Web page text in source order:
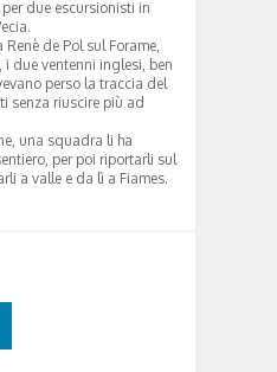
due escursionisti in
de Pol sul Forame,
due ventenni inglesi, ben
perso la traccia del
senza riuscire più ad
una squadra li ha
per poi riportarli sul
a valle e da lì a Fiames.